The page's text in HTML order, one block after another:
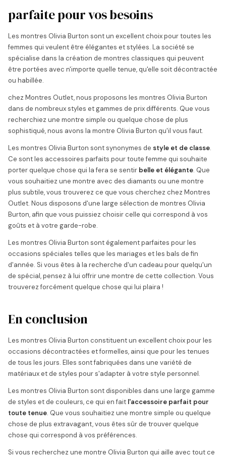
parfaite pour vos besoins
Les montres Olivia Burton sont un excellent choix pour toutes les
femmes qui veulent être élégantes et stylées. La société se
spécialise dans la création de montres classiques qui peuvent
être portées avec n'importe quelle tenue, qu'elle soit décontractée
ou habillée.
chez Montres Outlet, nous proposons les montres Olivia Burton
dans de nombreux styles et gammes de prix différents. Que vous
recherchiez une montre simple ou quelque chose de plus
sophistiqué, nous avons la montre Olivia Burton qu'il vous faut.
Les montres Olivia Burton sont synonymes de style et de classe.
Ce sont les accessoires parfaits pour toute femme qui souhaite
porter quelque chose qui la fera se sentir belle et élégante. Que
vous souhaitiez une montre avec des diamants ou une montre
plus subtile, vous trouverez ce que vous cherchez chez Montres
Outlet. Nous disposons d'une large sélection de montres Olivia
Burton, afin que vous puissiez choisir celle qui correspond à vos
goûts et à votre garde-robe.
Les montres Olivia Burton sont également parfaites pour les
occasions spéciales telles que les mariages et les bals de fin
d'année. Si vous êtes à la recherche d'un cadeau pour quelqu'un
de spécial, pensez à lui offrir une montre de cette collection. Vous
trouverez forcément quelque chose qui lui plaira !
En conclusion
Les montres Olivia Burton constituent un excellent choix pour les
occasions décontractées et formelles, ainsi que pour les tenues
de tous les jours. Elles sont fabriquées dans une variété de
matériaux et de styles pour s'adapter à votre style personnel.
Les montres Olivia Burton sont disponibles dans une large gamme
de styles et de couleurs, ce qui en fait l'accessoire parfait pour
toute tenue. Que vous souhaitiez une montre simple ou quelque
chose de plus extravagant, vous êtes sûr de trouver quelque
chose qui correspond à vos préférences.
Si vous recherchez une montre Olivia Burton qui aille avec tout ce